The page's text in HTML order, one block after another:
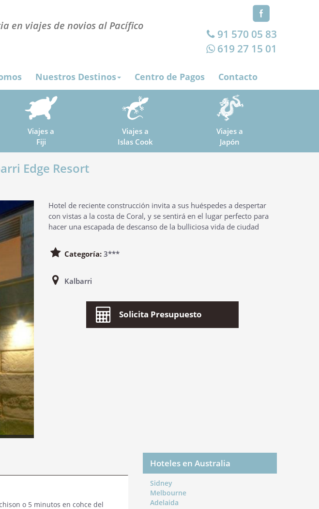
en viajes de novios al Pacífico
91 570 05 83
619 27 15 01
Nuestros Destinos Centro de Pagos Contacto
Viajes a
Fiji
Viajes a
Islas Cook
Viajes a
Japón
Edge Resort
Hotel de reciente construcción invita a sus huéspedes a despertar
con vistas a la costa de Coral, y se sentirá en el lugar perfecto para
hacer una escapada de descanso de la bulliciosa vida de ciudad
Categoría:3***
Kalbarri
Solicita Presupuesto
o 5 minutos en cohce del
Hoteles en Australia
Sidney
Melbourne
Adelaida